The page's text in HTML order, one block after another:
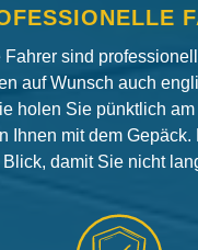
sind
auf Wunsch auch
holen Sie pünktlich
Ihnen mit dem
damit Sie nicht